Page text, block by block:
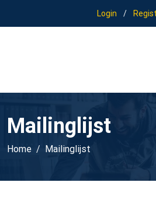
Login /
Mailinglijst
Home Mailinglijst